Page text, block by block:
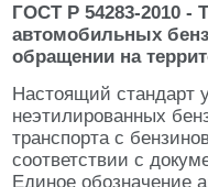
ГОСТ Р 54283-2010 -
автомобильных
обращении на
Настоящий стандарт
неэтилированных
транспорта с
соответствии с
Единое обозначение